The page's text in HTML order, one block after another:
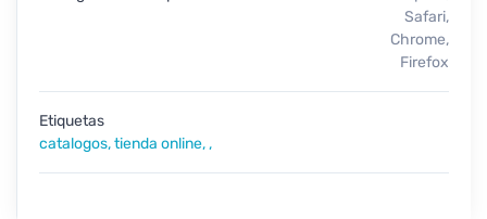
Safari,
Chrome,
Firefox
Etiquetas
catalogos,tienda online, ,